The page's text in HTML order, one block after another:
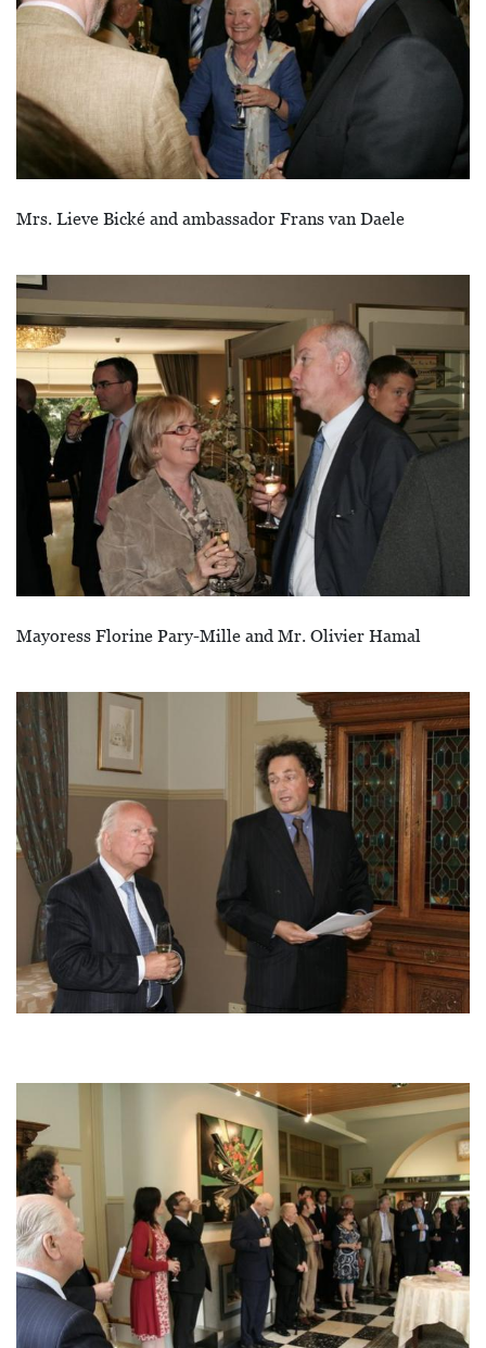
Mrs. Lieve Bické and ambassador Frans van Daele
Image
Mayoress Florine Pary-Mille and Mr. Olivier Hamal
Image